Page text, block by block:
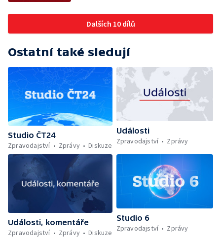
Dalších 10 dílů
Ostatní také sledují
Studio ČT24
Zpravodajství
Zprávy Diskuze
Události
Zpravodajství
Zprávy
Události, komentáře
Zpravodajství
Zprávy Diskuze
Studio 6
Zpravodajství
Zprávy